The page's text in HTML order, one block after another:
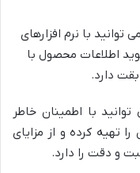
توانید با نرم افزارهای
اطلاعات محصول با
دارد.
با اطمینان خاطر
تهیه کرده و از مزایای
و دقت را دارد.